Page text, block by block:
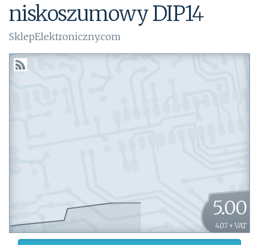
niskoszumowy DIP14
SklepElektroniczny.com
5.00
4.07 + VAT